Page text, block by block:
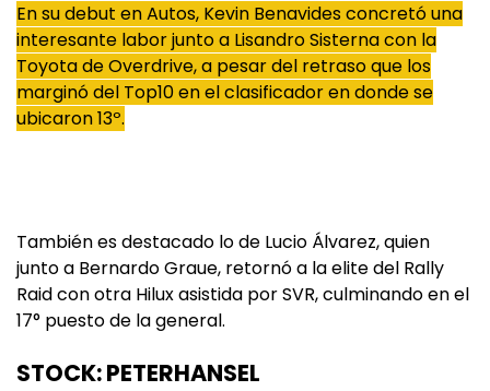
En su debut en Autos, Kevin Benavides concretó una
interesante labor junto a Lisandro Sisterna con la
Toyota de Overdrive, a pesar del retraso que los
marginó del Top10 en el clasificador en donde se
ubicaron 13º.
También es destacado lo de Lucio Álvarez, quien
junto a Bernardo Graue, retornó a la elite del Rally
Raid con otra Hilux asistida por SVR, culminando en el
17° puesto de la general.
STOCK: PETERHANSEL